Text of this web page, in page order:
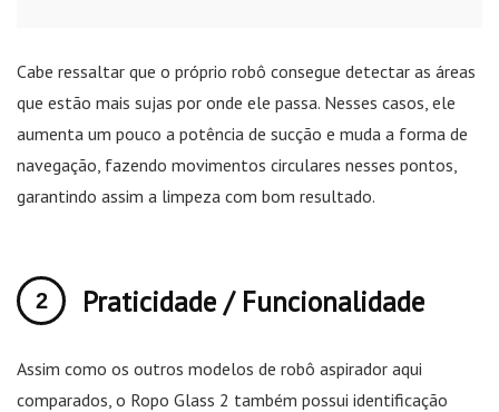
Cabe ressaltar que o próprio robô consegue detectar as áreas
que estão mais sujas por onde ele passa. Nesses casos, ele
aumenta um pouco a potência de sucção e muda a forma de
navegação, fazendo movimentos circulares nesses pontos,
garantindo assim a limpeza com bom resultado.
Praticidade / Funcionalidade
Assim como os outros modelos de robô aspirador aqui
comparados, o Ropo Glass 2 também possui identificação